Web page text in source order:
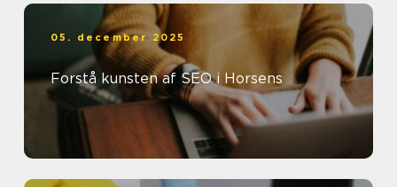
05. december 2025
Forstå kunsten af SEO i Horsens